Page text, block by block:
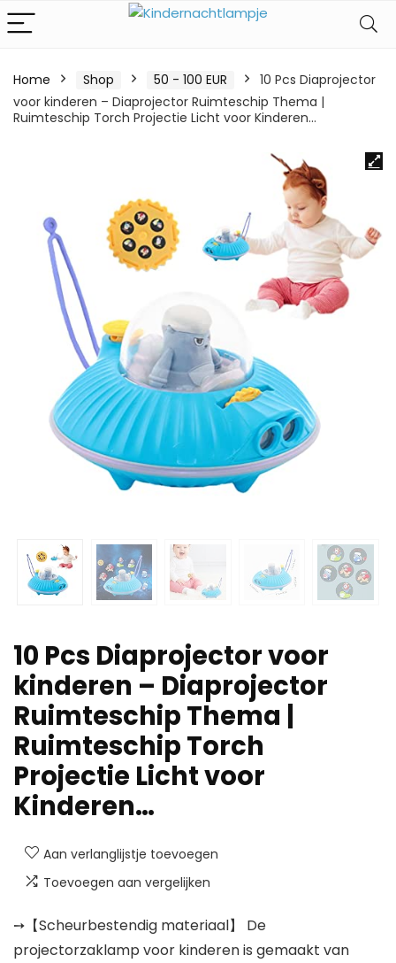
Home Shop 50 - 100 EUR
10 Pcs Diaprojector
voor kinderen – Diaprojector Ruimteschip Thema |
Ruimteschip Torch Projectie Licht voor Kinderen…
10 Pcs Diaprojector voor
kinderen – Diaprojector
Ruimteschip Thema |
Ruimteschip Torch
Projectie Licht voor
Kinderen…
Aan verlanglijstje toevoegen
Toevoegen aan vergelijken
➙【Scheurbestendig materiaal】 De
projectorzaklamp voor kinderen is gemaakt van